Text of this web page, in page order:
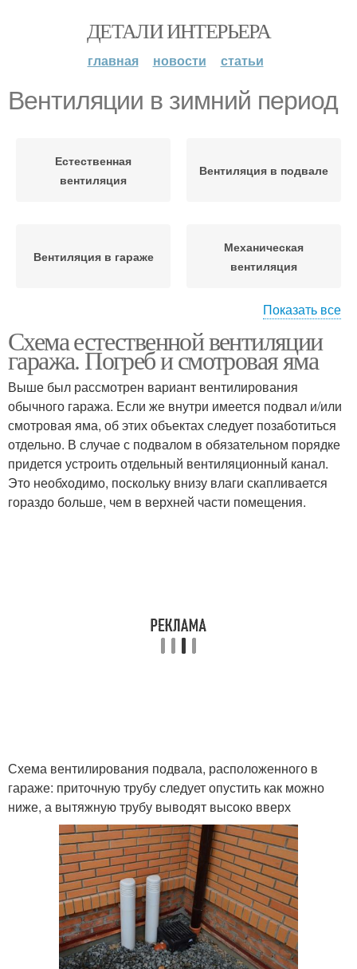
ДЕТАЛИ ИНТЕРЬЕРА
главная новости статьи
Вентиляции в зимний период
Естественная
вентиляция
Вентиляция в подвале
Вентиляция в гараже
Механическая
вентиляция
Вентиляции в гараже Простая вентиляция
Принудительная
вентиляция
Комбинированная
вентиляция
Вентиляции в
Вентиляции в подвале
Показать все
Схема естественной вентиляции
гаража. Погреб и смотровая яма
Выше был рассмотрен вариант вентилирования
обычного гаража. Если же внутри имеется подвал и/или
смотровая яма, об этих объектах следует позаботиться
отдельно. В случае с подвалом в обязательном порядке
придется устроить отдельный вентиляционный канал.
Это необходимо, поскольку внизу влаги скапливается
гораздо больше, чем в верхней части помещения.
Схема вентилирования подвала, расположенного в
гараже: приточную трубу следует опустить как можно
ниже, а вытяжную трубу выводят высоко вверх